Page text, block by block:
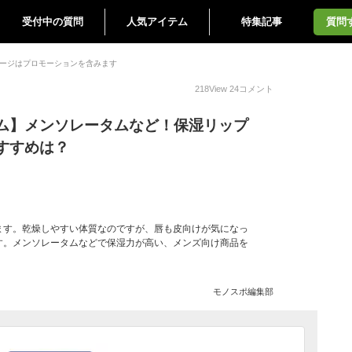
受付中の質問 人気アイテム 特集記事 質問
ジはプロモーションを含みます
218View 24コメント
】メンソレータムなど！保湿リップ
すめは？
。乾燥しやすい体質なのですが、唇も皮向けが気になっ
メンソレータムなどで保湿力が高い、メンズ向け商品を
モノスポ編集部